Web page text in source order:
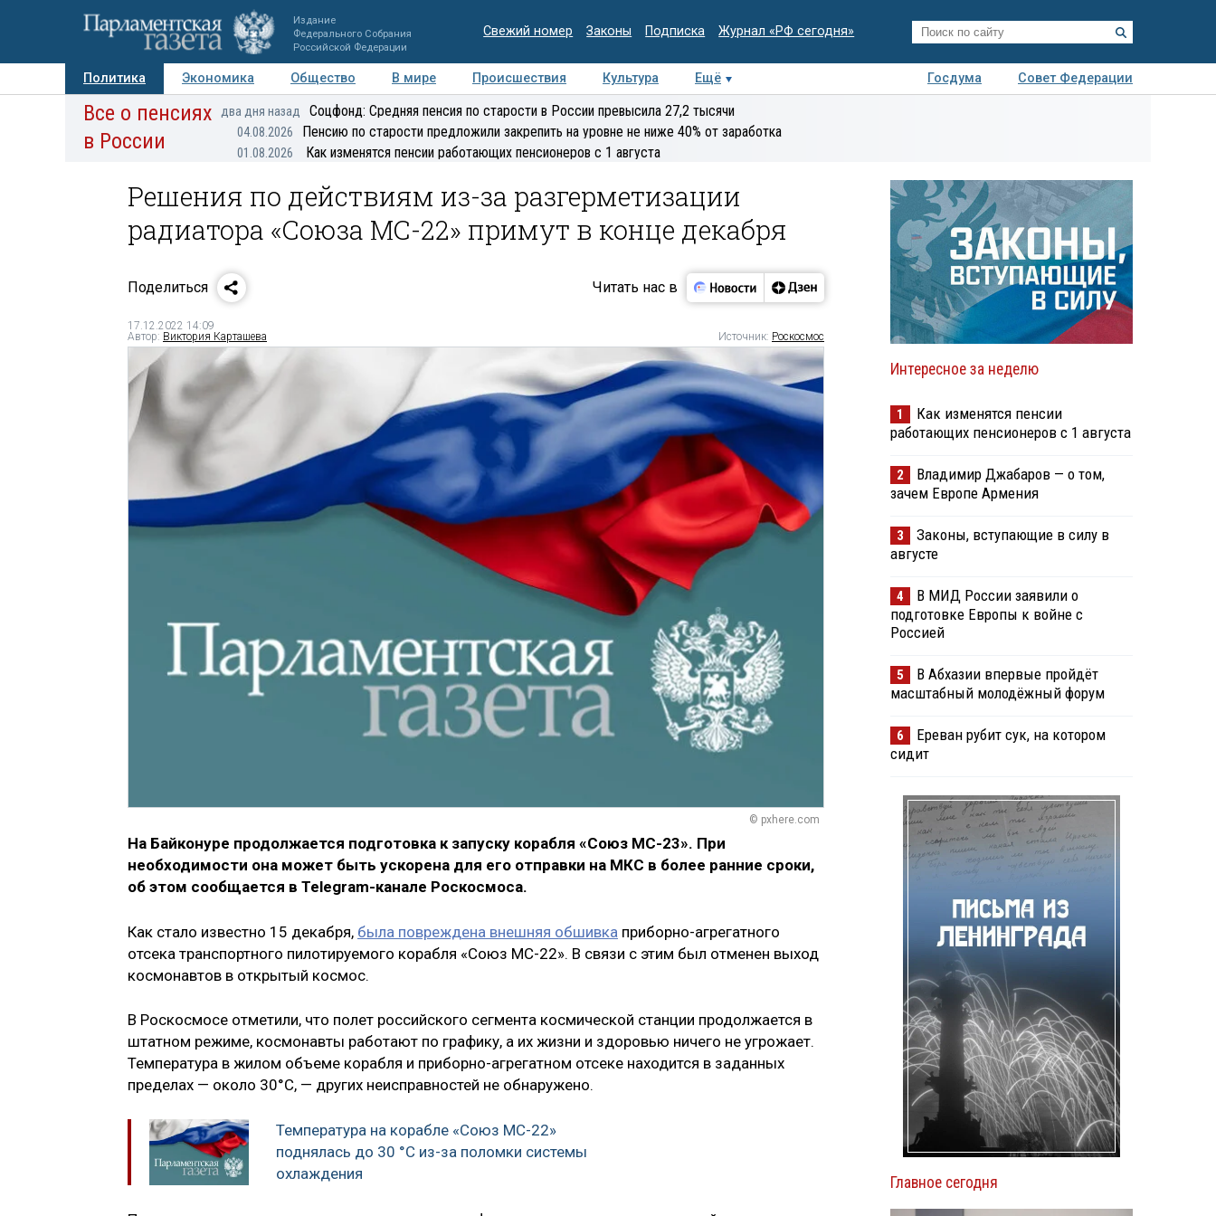
Издание
Федерального Собрания
Российской Федерации
Свежий номер Законы Подписка Журнал «РФ сегодня»
Политика Экономика Общество В мире Происшествия Культура Ещё Госдума
Совет Федерации
Авторы Персоны Мнения Регионы Медиацентр Интервью Колумнисты
Все о пенсиях
в России
два дня назад Соцфонд: Средняя пенсия по старости в России превысила 27,2 тысячи
04.08.2026 Пенсию по старости предложили закрепить на уровне не ниже 40% от заработка
01.08.2026 Как изменятся пенсии работающих пенсионеров с 1 августа
Решения по действиям из-за разгерметизации
радиатора «Союза МС-22» примут в конце декабря
Поделиться Читать нас в
17.12.2022 14:09
Автор: Виктория Карташева Источник: Роскосмос
© pxhere.com
На Байконуре продолжается подготовка к запуску корабля «Союз МС-23». При
необходимости она может быть ускорена для его отправки на МКС в более ранние сроки,
об этом сообщается в Telegram-канале Роскосмоса.
Как стало известно 15 декабря, была повреждена внешняя обшивка приборно-агрегатного
отсека транспортного пилотируемого корабля «Союз МС-22». В связи с этим был отменен выход
космонавтов в открытый космос.
В Роскосмосе отметили, что полет российского сегмента космической станции продолжается в
штатном режиме, космонавты работают по графику, а их жизни и здоровью ничего не угрожает.
Температура в жилом объеме корабля и приборно-агрегатном отсеке находится в заданных
пределах — около 30°C, — других неисправностей не обнаружено.
Температура на корабле «Союз МС-22»
поднялась до 30 °С из-за поломки системы
охлаждения
Интересное за неделю
1
Как изменятся пенсии
работающих пенсионеров с 1 августа
2
Владимир Джабаров — о том,
зачем Европе Армения
3
Законы, вступающие в силу в
августе
4
В МИД России заявили о
подготовке Европы к войне с
Россией
5
В Абхазии впервые пройдёт
масштабный молодёжный форум
6
Ереван рубит сук, на котором
сидит
Главное сегодня